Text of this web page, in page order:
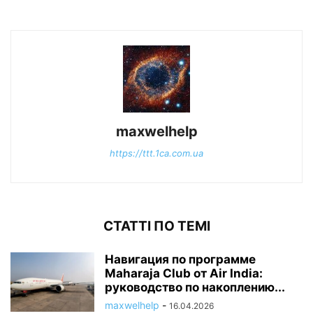
maxwelhelp
https://ttt.1ca.com.ua
СТАТТІ ПО ТЕМІ
Навигация по программе
Maharaja Club от Air India:
руководство по накоплению...
maxwelhelp - 16.04.2026